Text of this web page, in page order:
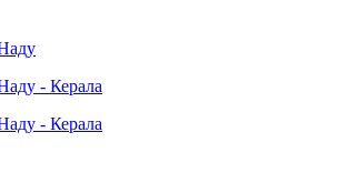
- Керала
- Керала